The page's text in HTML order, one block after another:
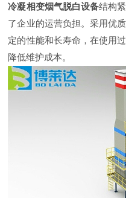
冷凝相变烟气脱白设备结构
了企业的运营负担。采用优
定的性能和长寿命，在使用
降低维护成本。